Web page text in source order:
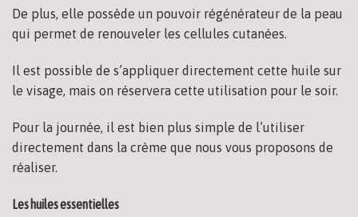
De plus, elle possède un pouvoir régénérateur de la peau
qui permet de renouveler les cellules cutanées.
Il est possible de s’appliquer directement cette huile sur
le visage, mais on réservera cette utilisation pour le soir.
Pour la journée, il est bien plus simple de l’utiliser
directement dans la crème que nous vous proposons de
réaliser.
Les huiles essentielles